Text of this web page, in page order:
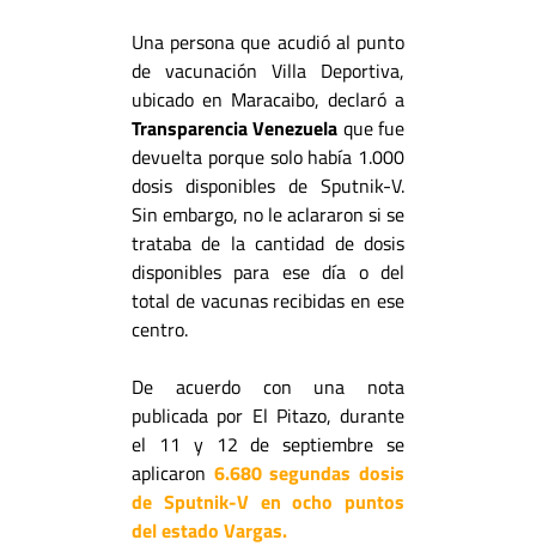
Una persona que acudió al punto
de vacunación Villa Deportiva,
ubicado en Maracaibo, declaró a
Transparencia Venezuela que fue
devuelta porque solo había 1.000
dosis disponibles de Sputnik-V.
Sin embargo, no le aclararon si se
trataba de la cantidad de dosis
disponibles para ese día o del
total de vacunas recibidas en ese
centro.
De acuerdo con una nota
publicada por El Pitazo, durante
el 11 y 12 de septiembre se
aplicaron 6.680 segundas dosis
de Sputnik-V en ocho puntos
del estado Vargas.